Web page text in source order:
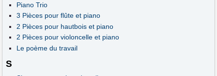
Piano Trio
3 Pièces pour flûte et piano
2 Pièces pour hautbois et piano
2 Pièces pour violoncelle et piano
Le poème du travail
S